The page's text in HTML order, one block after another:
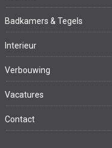
Badkamers & Tegels
Interieur
Verbouwing
Vacatures
Contact